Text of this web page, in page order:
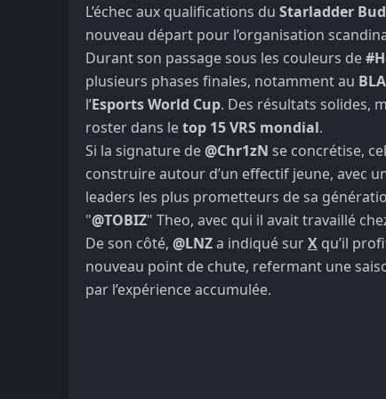
L’échec aux qualifications du Starladder
nouveau départ pour l’organisation
Durant son passage sous les couleurs de
plusieurs phases finales, notamment au
l’Esports World Cup. Des résultats solides,
roster dans letop 15 VRS mondial.
Si la signature de@Chr1zN se concrétise,
construire autour d’un effectif jeune, avec
leaders les plus prometteurs de sa
"@TOBIZ" Theo, avec qui il avait travaillé
De son côté, @LNZa indiqué surX qu’il
nouveau point de chute, refermant une
par l’expérience accumulée.